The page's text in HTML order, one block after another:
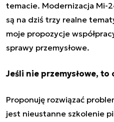
temacie. Modernizacja Mi-
są na dziś trzy realne
moje propozycje
sprawy przemysłowe.
Jeśli nie przemysłowe, to
Proponuję rozwiązać
jest nieustanne szkolenie